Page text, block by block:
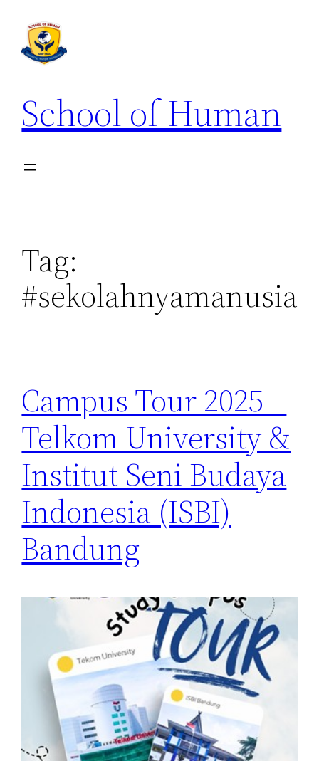
School of Human
Tag:
#sekolahnyamanusia
Campus Tour 2025 –
Telkom University &
Institut Seni Budaya
Indonesia (ISBI)
Bandung